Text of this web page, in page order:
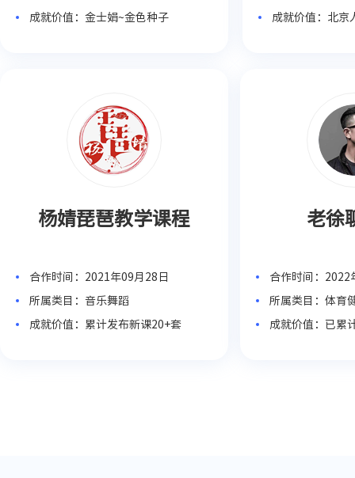
成就价值：金士娟~金色种子 成就价值：北京
杨婧琵琶教学课程
合作时间：2021年09月28日
所属类目：音乐舞蹈
成就价值：累计发布新课20+套
老徐
合作时间：2022
所属类目：体育
成就价值：已累